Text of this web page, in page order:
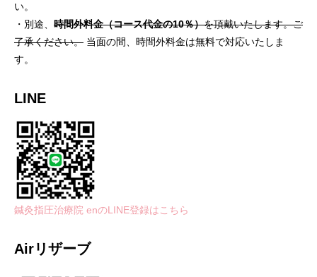
い。
・別途、 時間外料金（コース代金の10％）を頂戴いたします。ご
了承ください。 当面の間、時間外料金は無料で対応いたしま
す。
LINE
鍼灸指圧治療院 enのLINE登録はこちら
Airリザーブ